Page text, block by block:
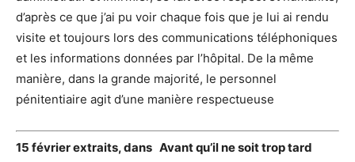
d’après ce que j’ai pu voir chaque fois que je lui ai rendu
visite et toujours lors des communications téléphoniques
et les informations données par l’hôpital. De la même
manière, dans la grande majorité, le personnel
pénitentiaire agit d’une manière respectueuse
15 février extraits, dans Avant qu’il ne soit trop tard